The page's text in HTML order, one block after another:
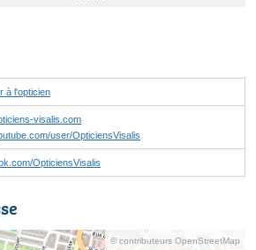
à l'opticien
visalis.com
user/OpticiensVisalis
OpticiensVisalis
© contributeurs OpenStreetMap